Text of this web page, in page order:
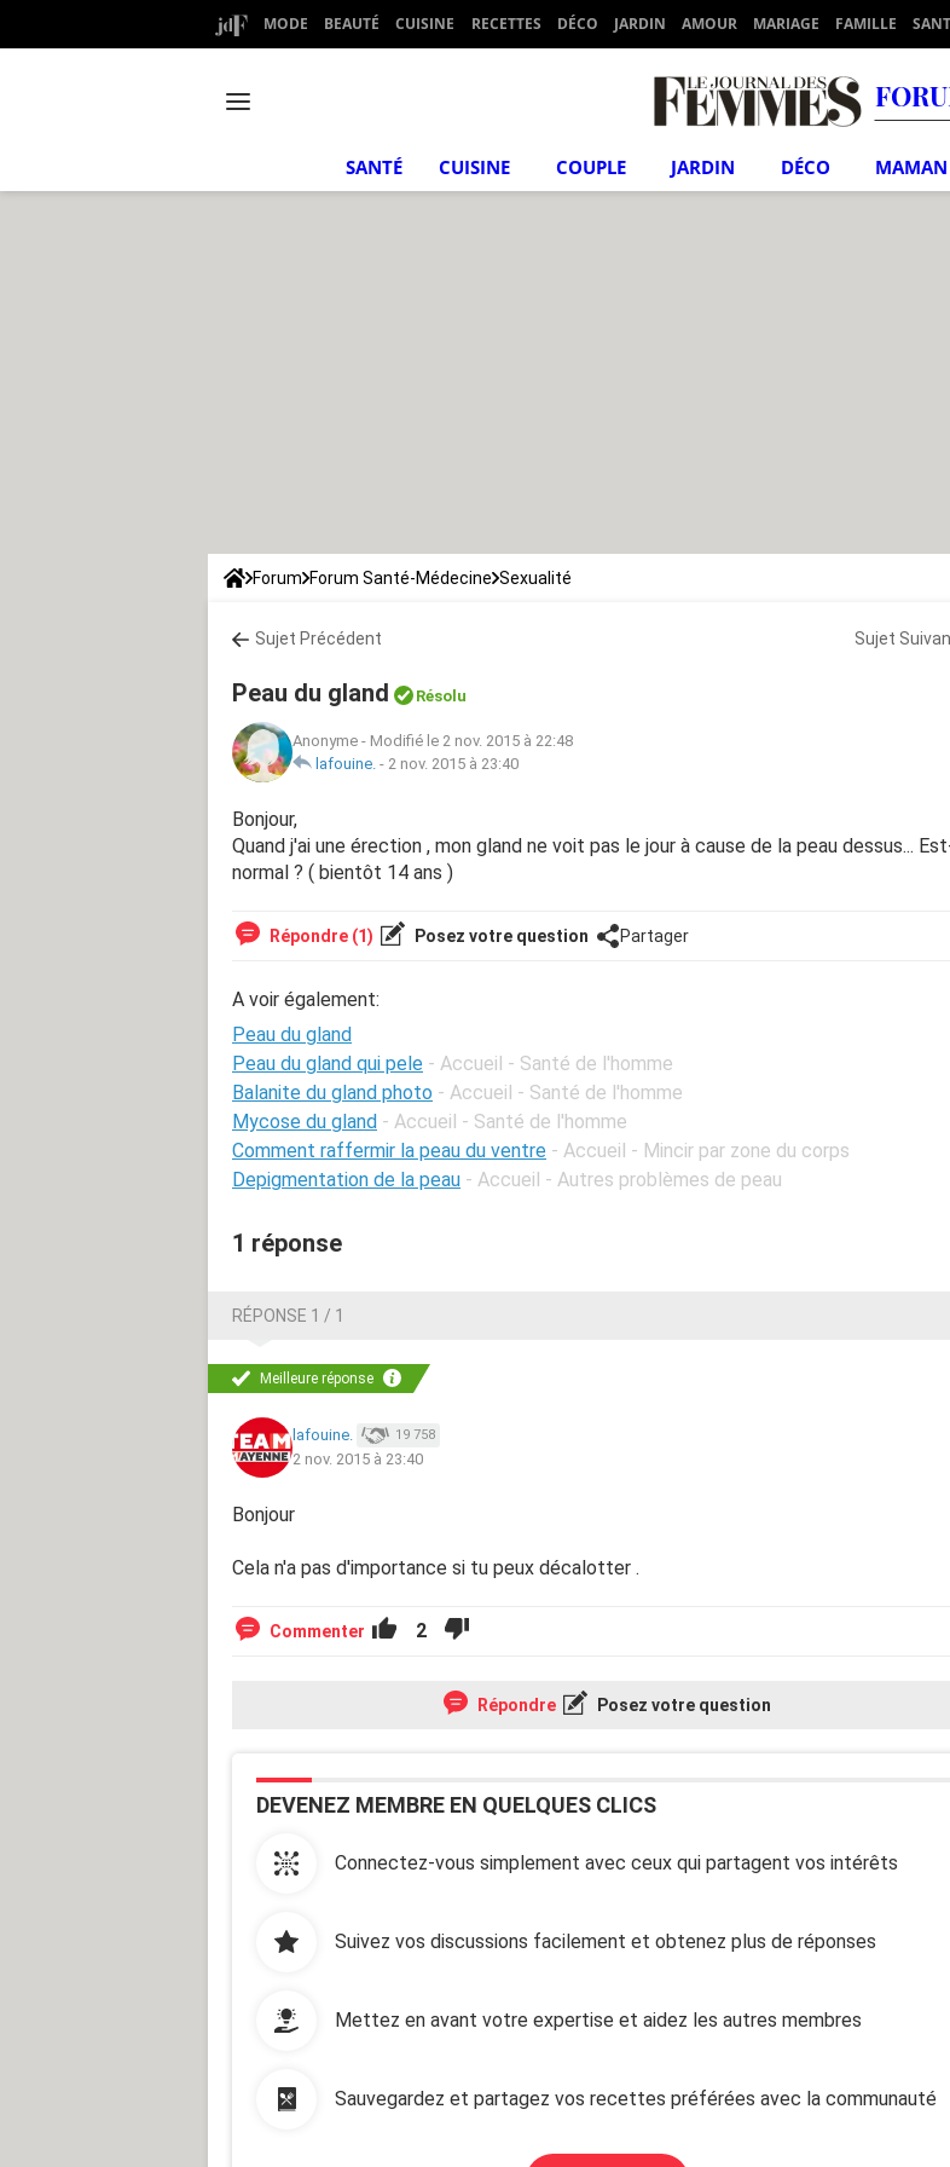
MODE BEAUTÉ CUISINE RECETTES DÉCO JARDIN AMOUR MARIAGE FAMILLE
SANTÉ CUISINE COUPLE JARDIN DÉCO MAMAN
Forum Forum Santé-Médecine Sexualité
Sujet Précédent Sujet
Peau du gland Résolu
Anonyme - Modifié le 2 nov. 2015 à 22:48
lafouine. - 2 nov. 2015 à 23:40
Bonjour,
Quand j'ai une érection , mon gland ne voit pas le jour à cause de la peau dessus...
normal ? ( bientôt 14 ans )
Répondre (1) Posez votre question Partager
A voir également:
Peau du gland
Peau du gland qui pele - Accueil - Santé de l'homme
Balanite du gland photo - Accueil - Santé de l'homme
Mycose du gland - Accueil - Santé de l'homme
Comment raffermir la peau du ventre - Accueil - Mincir par zone du corps
Depigmentation de la peau - Accueil - Autres problèmes de peau
1 réponse
RÉPONSE 1 / 1
Meilleure réponse
lafouine. 19 758
2 nov. 2015 à 23:40
Bonjour
Cela n'a pas d'importance si tu peux décalotter .
Commenter 2
Répondre Posez votre question
DEVENEZ MEMBRE EN QUELQUES CLICS
Connectez-vous simplement avec ceux qui partagent vos intérêts
Suivez vos discussions facilement et obtenez plus de réponses
Mettez en avant votre expertise et aidez les autres membres
Sauvegardez et partagez vos recettes préférées avec la communauté